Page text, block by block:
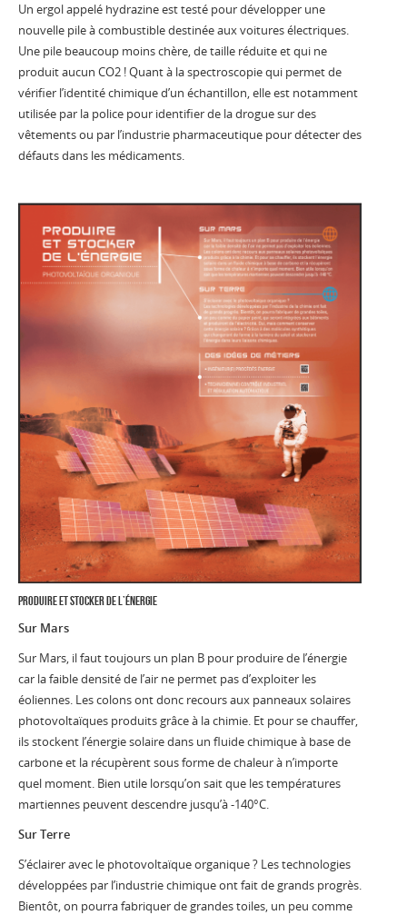
Un ergol appelé hydrazine est testé pour développer une
nouvelle pile à combustible destinée aux voitures électriques.
Une pile beaucoup moins chère, de taille réduite et qui ne
produit aucun CO2 ! Quant à la spectroscopie qui permet de
vérifier l’identité chimique d’un échantillon, elle est notamment
utilisée par la police pour identifier de la drogue sur des
vêtements ou par l’industrie pharmaceutique pour détecter des
défauts dans les médicaments.
produire et stocker de l’énergie
Sur Mars
Sur Mars, il faut toujours un plan B pour produire de l’énergie
car la faible densité de l’air ne permet pas d’exploiter les
éoliennes. Les colons ont donc recours aux panneaux solaires
photovoltaïques produits grâce à la chimie. Et pour se chauffer,
ils stockent l’énergie solaire dans un fluide chimique à base de
carbone et la récupèrent sous forme de chaleur à n’importe
quel moment. Bien utile lorsqu’on sait que les températures
martiennes peuvent descendre jusqu’à -140°C.
Sur Terre
S’éclairer avec le photovoltaïque organique ? Les technologies
développées par l’industrie chimique ont fait de grands progrès.
Bientôt, on pourra fabriquer de grandes toiles, un peu comme